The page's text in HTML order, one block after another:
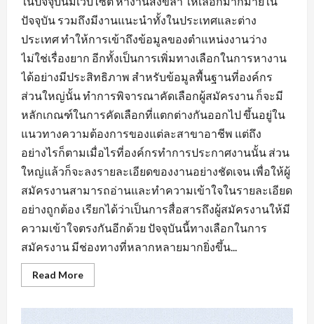
ปัจจุบัน รวมถึงมีงานแนะนำทั้งในประเทศและต่าง
ประเทศ ทำให้การเข้าถึงข้อมูลของตำแหน่งงานว่าง
ไม่ใช่เรื่องยาก อีกทั้งเป็นการเพิ่มทางเลือกในการหางาน
ได้อย่างมีประสิทธิภาพ สำหรับข้อมูลพื้นฐานที่องค์กร
ส่วนใหญ่นั้น ทำการพิจารณาคัดเลือกผู้สมัครงาน ก็จะมี
หลักเกณฑ์ในการคัดเลือกที่แตกต่างกันออกไป ขึ้นอยู่ใน
แนวทางความต้องการของแต่ละสาขาอาชีพ แต่ถึง
อย่างไรก็ตามเมื่อไรที่องค์กรทำการประกาศงานนั้น ส่วน
ใหญ่แล้วก็จะลงรายละเอียดของงานอย่างชัดเจน เพื่อให้ผู้
สมัครงานสามารถอ่านและทำความเข้าใจในรายละเอียด
อย่างถูกต้อง เรียกได้ว่าเป็นการสื่อสารถึงผู้สมัครงานให้มี
ความเข้าใจตรงกันอีกด้วย ปัจจุบันนี้ทางเลือกในการ
สมัครงาน มีช่องทางที่หลากหลายมากยิ่งขึ้น...
Read MoreRead
more